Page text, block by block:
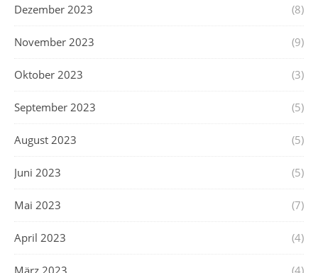
Dezember 2023 (8)
November 2023 (9)
Oktober 2023 (3)
September 2023 (5)
August 2023 (5)
Juni 2023 (5)
Mai 2023 (7)
April 2023 (4)
März 2023 (4)